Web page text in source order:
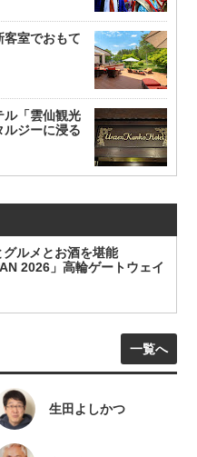
客室でおもて
ル「雲仙観光
ルジーに浸る
グルメとお酒を堪能
2026」高輪ゲートウェイ
一覧へ
生田よしかつ